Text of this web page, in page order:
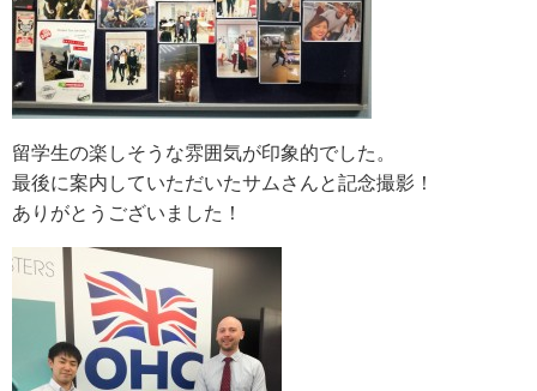
留学生の楽しそうな雰囲気が印象的でした。
最後に案内していただいたサムさんと記念撮影！
ありがとうございました！